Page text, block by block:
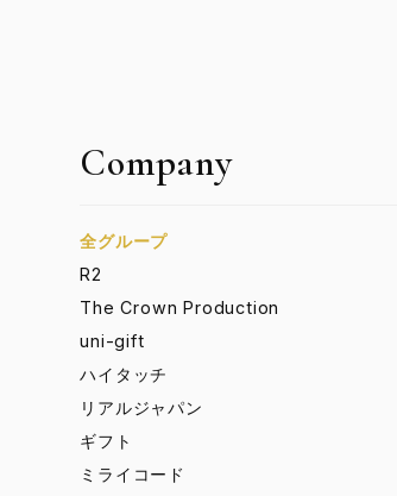
Company
全グループ
R2
The Crown Production
uni-gift
ハイタッチ
リアルジャパン
ギフト
ミライコード